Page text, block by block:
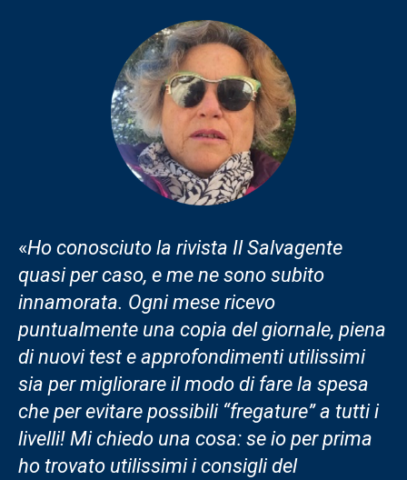
«Ho conosciuto la rivista Il Salvagente
quasi per caso, e me ne sono subito
innamorata. Ogni mese ricevo
puntualmente una copia del giornale, piena
di nuovi test e approfondimenti utilissimi
sia per migliorare il modo di fare la spesa
che per evitare possibili “fregature” a tutti i
livelli! Mi chiedo una cosa: se io per prima
ho trovato utilissimi i consigli del